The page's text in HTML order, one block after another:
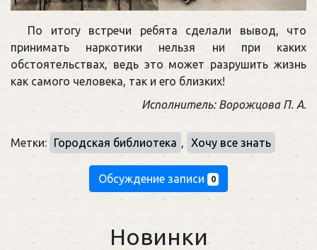
По итогу встречи ребята сделали вывод, что
принимать наркотики нельзя ни при каких
обстоятельствах, ведь это может разрушить жизнь
как самого человека, так и его близких!
Исполнитель: Ворожцова П. А.
Метки: Городская библиотека , Хочу все знать
Обсуждение записи 0
Новинки